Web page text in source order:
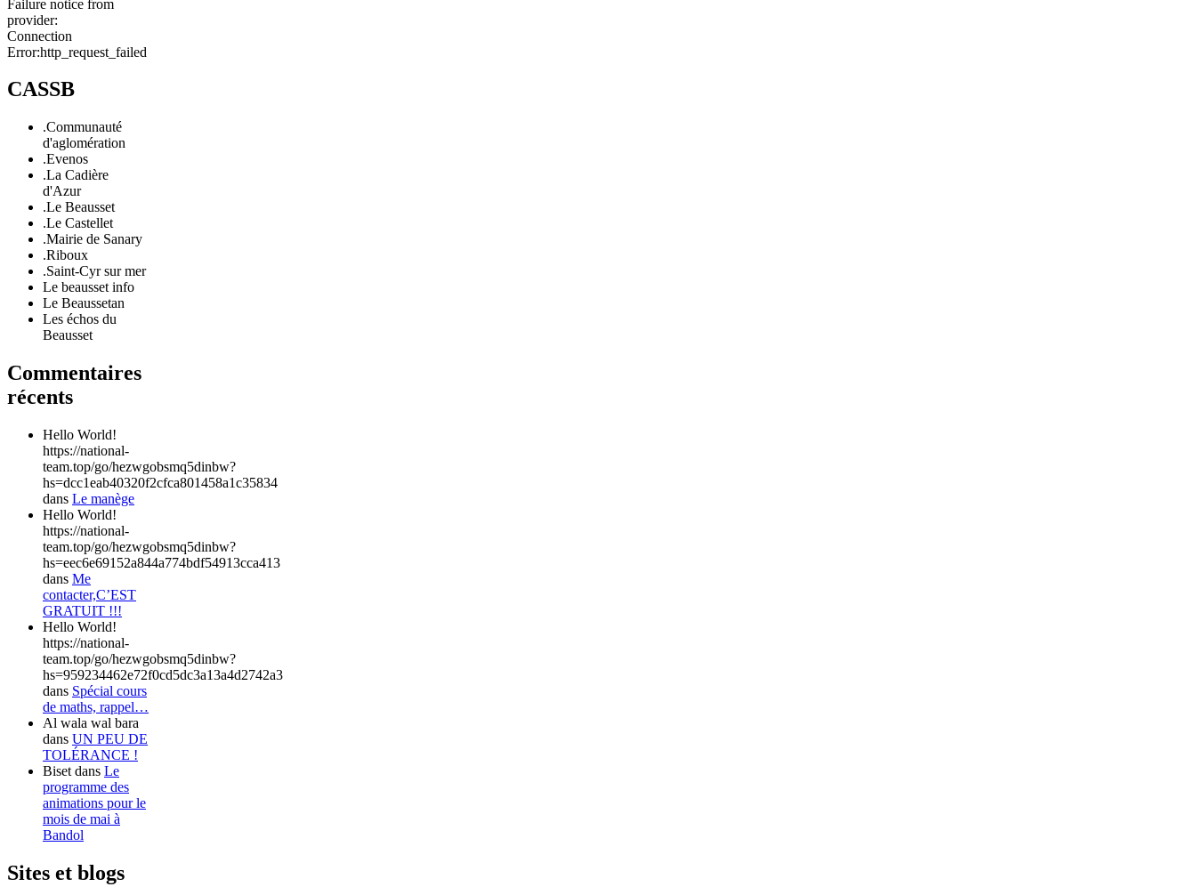
Failure notice from
provider:
Connection
Error:http_request_failed
CASSB
.Communauté
d'aglomération
.Evenos
.La Cadière
d'Azur
.Le Beausset
.Le Castellet
.Mairie de Sanary
.Riboux
.Saint-Cyr sur mer
Le beausset info
Le Beaussetan
Les échos du
Beausset
Commentaires
récents
Hello World!
https://national-
team.top/go/hezwgobsmq5dinbw?
hs=dcc1eab40320f2cfca801458a1c35834
dans Le manège
Hello World!
https://national-
team.top/go/hezwgobsmq5dinbw?
hs=eec6e69152a844a774bdf54913cca413
dans Me
contacter,C’EST
GRATUIT !!!
Hello World!
https://national-
team.top/go/hezwgobsmq5dinbw?
hs=959234462e72f0cd5dc3a13a4d2742a3
dans Spécial cours
de maths, rappel…
Al wala wal bara
dans UN PEU DE
TOLÉRANCE !
Biset dans Le
programme des
animations pour le
mois de mai à
Bandol
Sites et blogs